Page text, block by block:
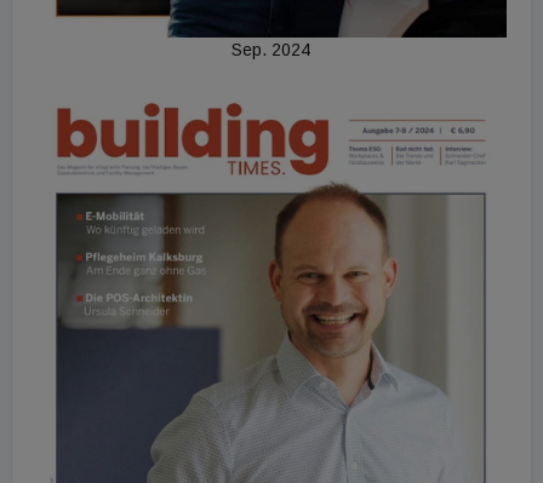
Sep. 2024